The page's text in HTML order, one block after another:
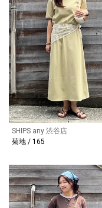
SHIPS any 渋谷店
菊地 / 165